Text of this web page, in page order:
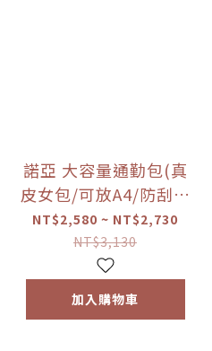
諾亞 大容量通勤包(真
皮女包/可放A4/防刮耐
磨)
NT$2,580 ~ NT$2,730
NT$3,130
加入購物車